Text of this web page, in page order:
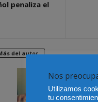
penaliza el
del autor
Nos
Utilizamos
tu